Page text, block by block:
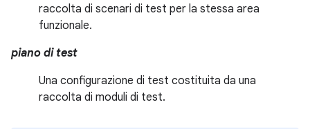
raccolta di scenari di test per la stessa area
funzionale.
piano di test
Una configurazione di test costituita da una
raccolta di moduli di test.